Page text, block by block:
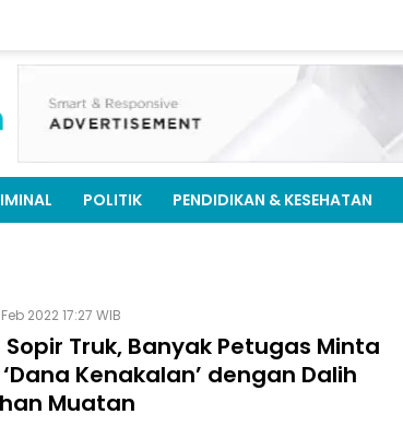
POLITIK PENDIDIKAN & KESEHATAN
2022 17:27 WIB
Truk, Banyak Petugas Minta
Kenakalan’ dengan Dalih
Muatan